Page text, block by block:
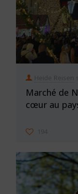
Heide Reisen
Marché de
cœur au
194